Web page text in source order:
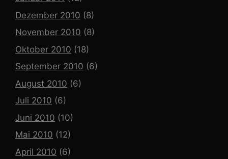
Dezember 2010 (8)
November 2010 (8)
Oktober 2010 (18)
September 2010 (6)
August 2010 (6)
Juli 2010 (6)
Juni 2010 (10)
Mai 2010 (12)
April 2010 (6)